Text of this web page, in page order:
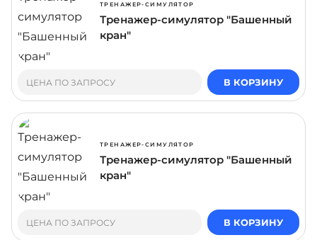
ТРЕНАЖЕР-СИМУЛЯТОР
Тренажер-симулятор "Башенный
кран"
ЦЕНА ПО ЗАПРОСУ В КОРЗИНУ
ТРЕНАЖЕР-СИМУЛЯТОР
Тренажер-симулятор "Башенный
кран"
ЦЕНА ПО ЗАПРОСУ В КОРЗИНУ